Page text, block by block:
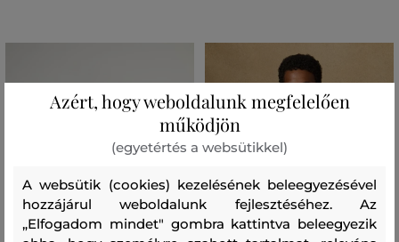
Azért, hogy weboldalunk megfelelően
működjön
(egyetértés a websütikkel)
A websütik (cookies) kezelésének beleegyezésével
hozzájárul weboldalunk fejlesztéséhez. Az
„Elfogadom mindet" gombra kattintva beleegyezik